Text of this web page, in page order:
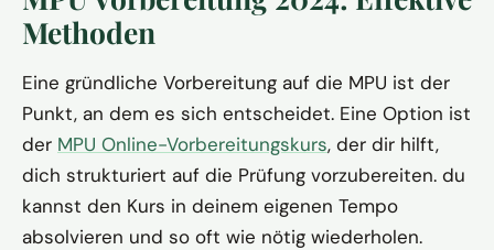
Methoden
Eine gründliche Vorbereitung auf die MPU ist der
Punkt, an dem es sich entscheidet. Eine Option ist
der MPU Online-Vorbereitungskurs, der dir hilft,
dich strukturiert auf die Prüfung vorzubereiten. du
kannst den Kurs in deinem eigenen Tempo
absolvieren und so oft wie nötig wiederholen.